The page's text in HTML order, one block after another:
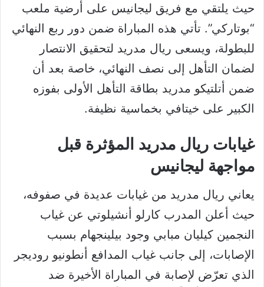
حيث يلتقي مع فريق ليجانيس على أرضية ملعب
“بوتاركي”. تأتي هذه المباراة ضمن دور ربع النهائي
للبطولة، ويسعى ريال مدريد لتحقيق الانتصار
لضمان التأهل إلى نصف النهائي، خاصة بعد أن
ضمن أتلتيكو مدريد بطاقة التأهل الأولى بفوزه
الكبير على خيتافي بخماسية نظيفة.
غيابات ريال مدريد المؤثرة قبل
مواجهة ليجانيس
يعاني ريال مدريد من غيابات عديدة في صفوفه،
حيث أعلن المدرب كارلو أنشيلوتي عن غياب
النجمين كيليان مبابي وجود بيلينجهام بسبب
الإصابات، إلى جانب غياب المدافع أنطونيو روديجر
الذي تعرّض لإصابة في المباراة الأخيرة ضد